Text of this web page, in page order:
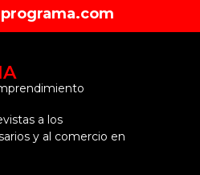
a los
y al comercio en